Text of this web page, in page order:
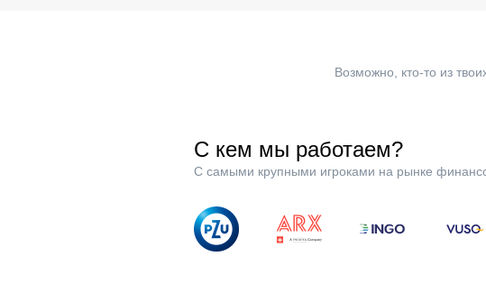
Возможно, кто-то из
С кем мы работаем?
С самыми крупными игроками на рынке